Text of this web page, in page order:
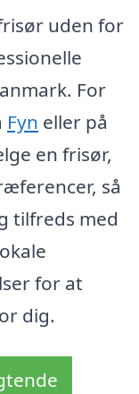
uden for
For
Fyn eller på
en frisør,
så
tilfreds med
for at
dig.